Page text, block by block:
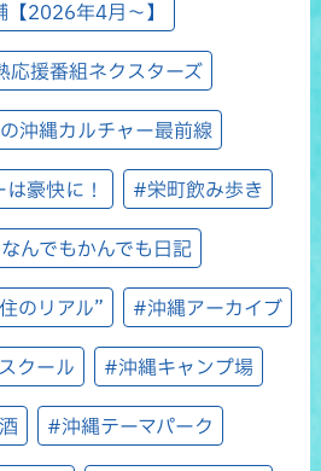
【2026年4月～】
応援番組ネクスターズ
沖縄カルチャー最前線
豪快に！ #栄町飲み歩き
んでもかんでも日記
のリアル” #沖縄アーカイブ
クール #沖縄キャンプ場
#沖縄テーマパーク